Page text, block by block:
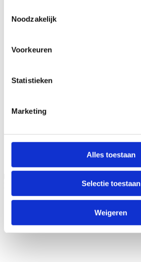
Noodzakelijk
Voorkeuren
Statistieken
Marketing
Alles toestaan
Selectie toestaan
Weigeren
Moeten we zelf nog iets regelen?